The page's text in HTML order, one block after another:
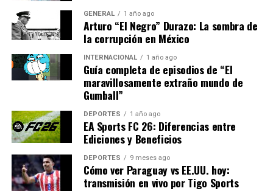
Show
El evento se estructurará en varias áreas: una exposición
comercial, un espacio para startups y emprendimiento,
un programa de conferencias, y zonas para encuentros
espontáneos entre expositores y compradores. Este
formato busca fomentar el intercambio de ideas y la
creación de redes entre los asistentes.
Spain AI también ofrecerá una conferencia titulada
“Negocios que piensan”, donde se discutirá cómo la
inteligencia artificial está transformando decisiones,
procesos y resultados empresariales.
GENERAL 1 año ago
Arturo “El Negro” Durazo: La sombra de
la corrupción en México
INTERNACIONAL 1 año ago
Guía completa de episodios de “El
maravillosamente extraño mundo de
Gumball”
DEPORTES 1 año ago
EA Sports FC 26: Diferencias entre
Ediciones y Beneficios
DEPORTES 9 meses ago
Cómo ver Paraguay vs EE.UU. hoy:
transmisión en vivo por Tigo Sports